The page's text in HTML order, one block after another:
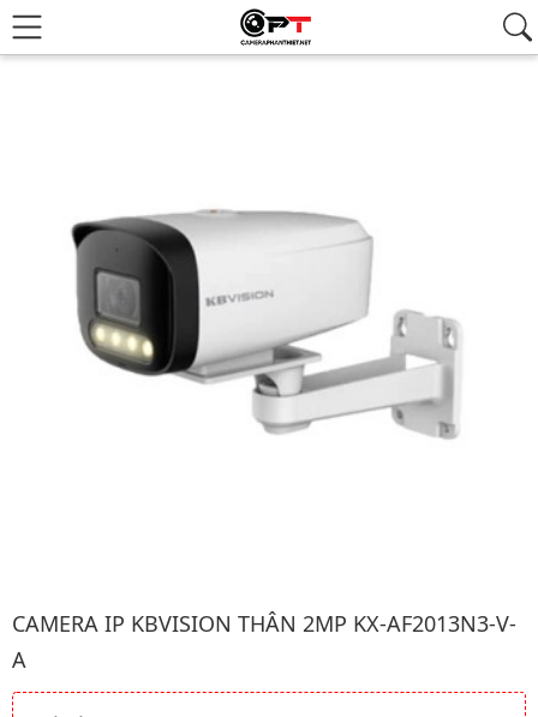
Hình ảnh đại diện của sản phẩm Camera ip kbvision Thân 2Mp
CAMERA IP KBVISION THÂN 2MP KX-AF2013N3-V-
A